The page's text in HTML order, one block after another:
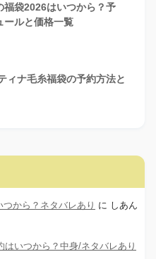
福袋2026はいつから？予
ールと価格一覧
ィナ毛糸福袋の予約方法と
から？ネタバレあり に しあん
はいつから？中身/ネタバレあり